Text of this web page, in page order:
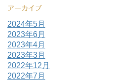
アーカイブ
2024年5月
2023年6月
2023年4月
2023年3月
2022年12月
2022年7月